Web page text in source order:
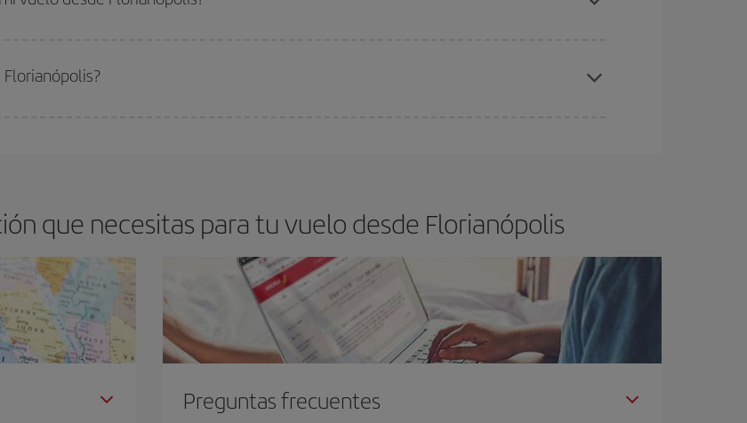
que necesitas para tu vuelo desde Florianópolis
Preguntas frecuentes